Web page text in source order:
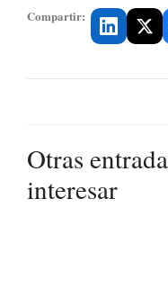
Compartir:
Otras
interesar